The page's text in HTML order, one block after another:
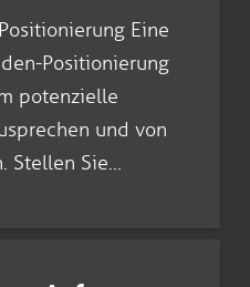
Eine
Positionierung
potenzielle
und von
Stellen Sie…